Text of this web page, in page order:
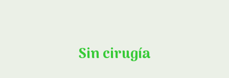
Sin cirugía